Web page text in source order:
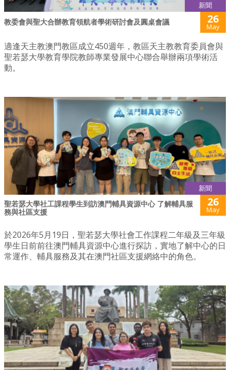
新聞
教委會與聖大合辦教育領航者學術研討會及圓桌會議 26
May
適逢天主教澳門教區成立450週年，教區天主教教育委員會與
聖若瑟大學教育學院教師專業發展中心聯合舉辦兩項學術活
動。
新聞
聖若瑟大學社工課程學生到訪澳門輔具資源中心 了解輔具服
務與社區支援
26
May
於2026年5月19日，聖若瑟大學社會工作課程二年級及三年級
學生日前前往澳門輔具資源中心進行探訪，實地了解中心的日
常運作、輔具服務及其在澳門社區支援網絡中的角色。